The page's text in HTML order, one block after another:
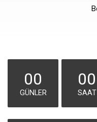
00
GÜNLER
00
SAAT